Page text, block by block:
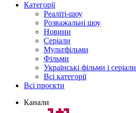
Категорії
Реаліті-шоу
Розважальні шоу
Новини
Серіали
Мультфільми
Фільми
Українські фільми і серіали
Всі категорії
Всі проєкти
Канали